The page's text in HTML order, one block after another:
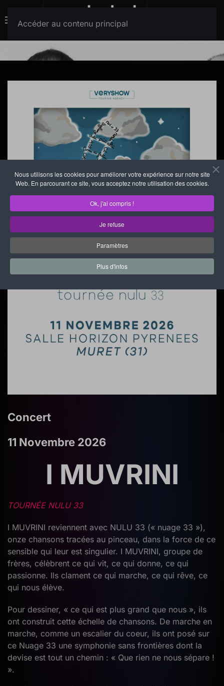
Nous utilisons les cookies pour améliorer votre expérience sur notre site
Web. En parcourant ce site, vous acceptez notre utilisation des cookies.
Ok, j'ai compris !
Je refuse
Paramètres
Plus d'infos
Accéder au contenu principal
Menu
Concert
11 Novembre 2026
I MUVRINI
TOURNÉE NULU 33
I MUVRINI reviennent avec NULU 33 (« nuage 33 »),
onze chansons tracées au pinceau, dans la force de ce
sensible qui leur est singulier. I MUVRINI, groupe de
frères, célèbrent ce qui vit, ce qui donne, ce qui
passionne. Ils clament ce qui marche, ce qui rêve, ce
qui nous élève.
Pour dessiner, « ce qui est plus grand que nous », ils
ont construit cette échelle de chansons. De marche en
marche, comme un escalier du coeur, ils ont posé sur
ce Nuage 33 une symphonie sans frontières dont la
devise est tout un chemin : « Que rien ne nous sépare !
».